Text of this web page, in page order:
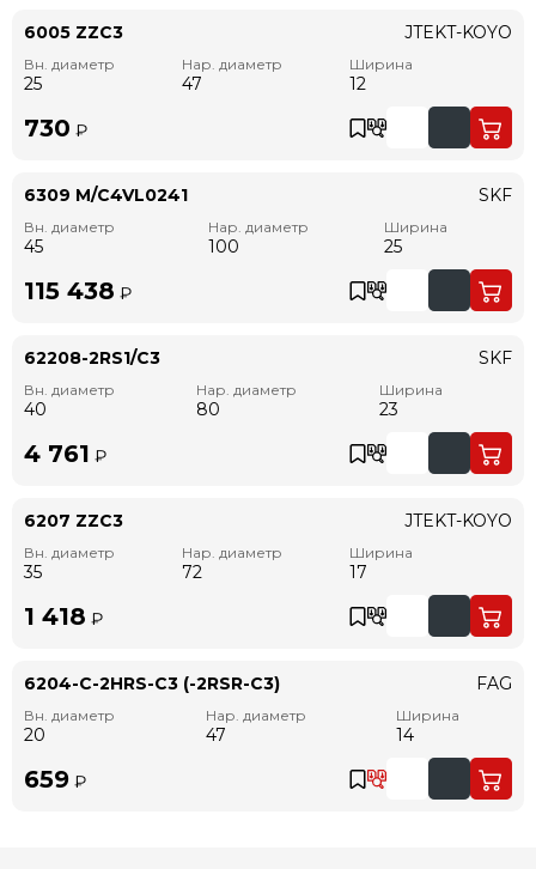
6005 ZZC3
Вн. диаметр
25
Нар. диаметр
47
Ширина
12
JTEKT-KOYO
730 ₽
6309 M/C4VL0241
Вн. диаметр
45
Нар. диаметр
100
Ширина
25
SKF
115 438 ₽
62208-2RS1/C3
Вн. диаметр
40
Нар. диаметр
80
Ширина
23
SKF
4 761 ₽
6207 ZZC3
Вн. диаметр
35
Нар. диаметр
72
Ширина
17
JTEKT-KOYO
1 418 ₽
6204-C-2HRS-C3 (-2RSR-C3)
Вн. диаметр
20
Нар. диаметр
47
Ширина
14
FAG
659 ₽